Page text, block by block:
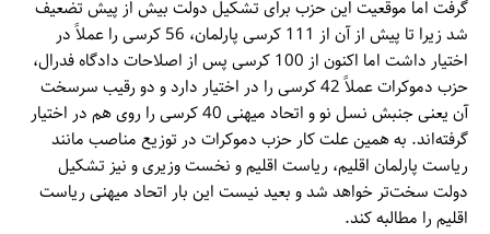
گرفت اما موقعیت این حزب برای تشکیل دولت بیش از پیش تضعیف
شد زیرا تا پیش از آن از 111 کرسی پارلمان، 56 کرسی را عملاً در
اختیار داشت اما اکنون از 100 کرسی پس از اصلاحات دادگاه فدرال،
حزب دموکرات عملاً 42 کرسی را در اختیار دارد و دو رقیب سرسخت
آن یعنی جنبش نسل نو و اتحاد میهنی 40 کرسی را روی هم در اختیار
گرفته‌اند. به همین علت کار حزب دموکرات در توزیع مناصب مانند
ریاست پارلمان اقلیم، ریاست اقلیم و نخست وزیری و نیز تشکیل
دولت سخت‌تر خواهد شد و بعید نیست این بار اتحاد میهنی ریاست
اقلیم را مطالبه کند.